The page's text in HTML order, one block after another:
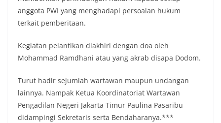
anggota PWI yang menghadapi persoalan hukum
terkait pemberitaan.
Kegiatan pelantikan diakhiri dengan doa oleh
Mohammad Ramdhani atau yang akrab disapa Dodom.
Turut hadir sejumlah wartawan maupun undangan
lainnya. Nampak Ketua Koordinatoriat Wartawan
Pengadilan Negeri Jakarta Timur Paulina Pasaribu
didampingi Sekretaris serta Bendaharanya.***